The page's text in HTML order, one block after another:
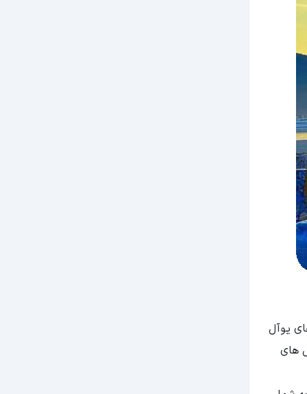
یوآل
های